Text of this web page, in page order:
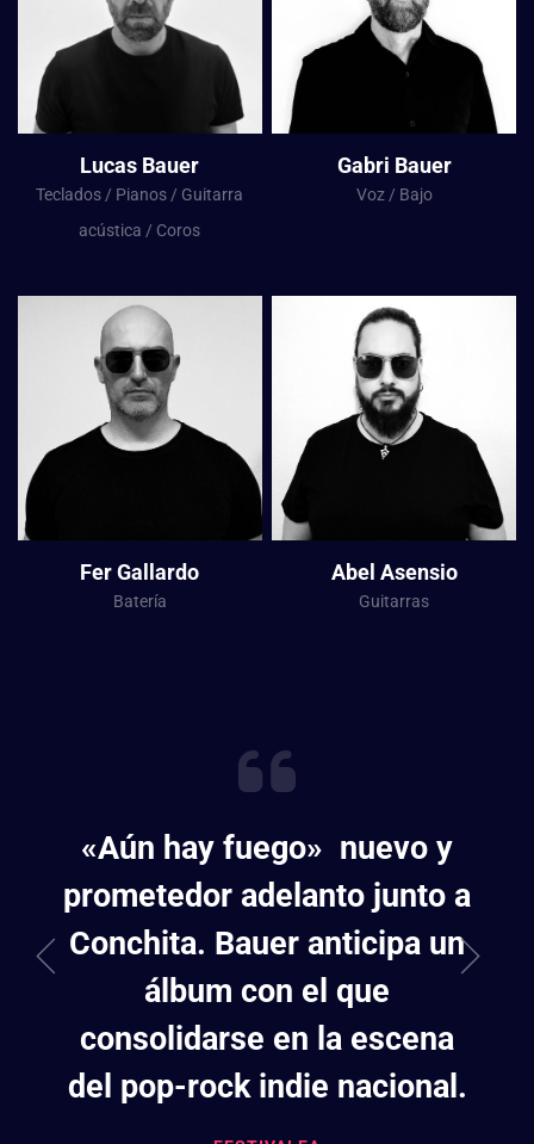
Lucas Bauer
Teclados / Pianos / Guitarra
acústica / Coros
Gabri Bauer
Voz / Bajo
Fer Gallardo
Batería
Abel Asensio
Guitarras
«Aún hay fuego» nuevo y
prometedor adelanto junto a
Conchita. Bauer anticipa un
álbum con el que
consolidarse en la escena
del pop-rock indie nacional.